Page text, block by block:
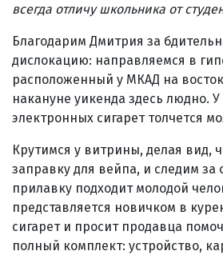
всегда отличу школьника от
Благодарим Дмитрия за
дислокацию: направляемся в
расположенный у МКАД на
накануне уикенда здесь людно. У
электронных сигарет толчется
Крутимся у витрины, делая вид,
заправку для вейпа, и следим за
прилавку подходит молодой
представляется новичком в
сигарет и просит продавца
полный комплект: устройство,